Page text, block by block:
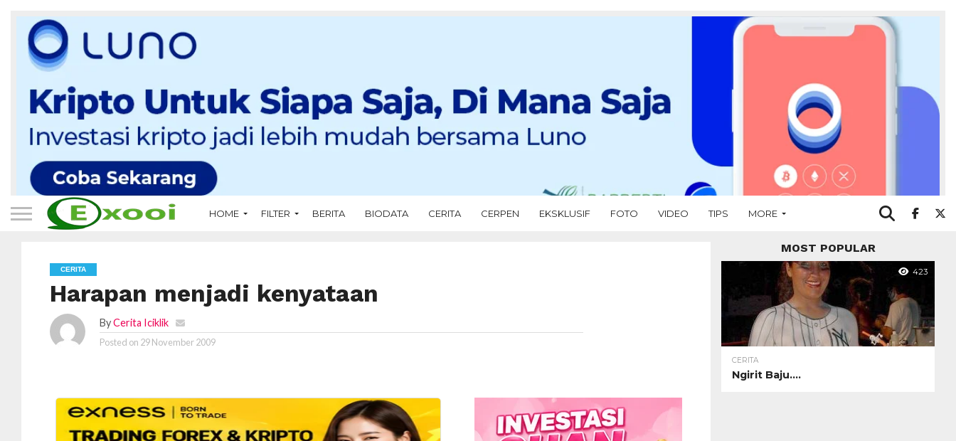
HOME FILTER BERITA BIODATA CERITA CERPEN EKSKLUSIF FOTO VIDEO TIPS MORE
CERITA
Harapan menjadi kenyataan
By Cerita Iciklik
Posted on 29 November 2009
MOST POPULAR
423
CERITA
Ngirit Baju….